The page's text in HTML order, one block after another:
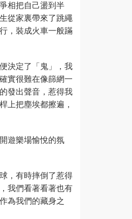
相把自己盪到半
從家裏帶來了跳繩
，裝成火車一般蹣
決定了「鬼」，我
實很難在像篩網一
發出聲音，惹得我
上把塵埃都擦遍，
遊樂場愉悅的氛
，有時摔倒了惹得
我們看著看著也有
為我們的藏身之